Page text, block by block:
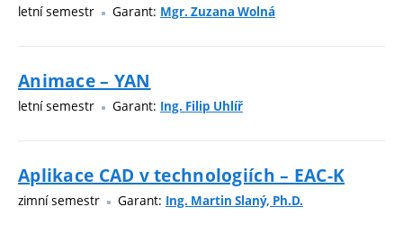
letní semestr Garant: Mgr. Zuzana Wolná
Animace – YAN
letní semestr Garant: Ing. Filip Uhlíř
Aplikace CAD v technologiích – EAC-K
zimní semestr Garant: Ing. Martin Slaný, Ph.D.